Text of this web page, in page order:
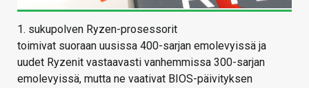
1. sukupolven Ryzen-prosessorit
toimivat suoraan uusissa 400-sarjan emolevyissä ja
uudet Ryzenit vastaavasti vanhemmissa 300-sarjan
emolevyissä, mutta ne vaativat BIOS-päivityksen